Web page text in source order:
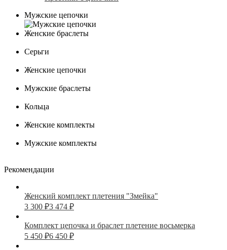
Мужские цепочки
Женские браслеты
Серьги
Женские цепочки
Мужские браслеты
Кольца
Женские комплекты
Мужские комплекты
Рекомендации
Женский комплект плетения "Змейка"
3 300 ₽3 474 ₽
Комплект цепочка и браслет плетение восьмерка
5 450 ₽6 450 ₽